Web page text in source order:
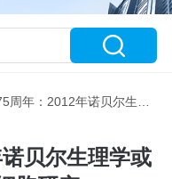
2012年诺贝尔生理学或医学奖——干细胞研究
贝尔生理学或